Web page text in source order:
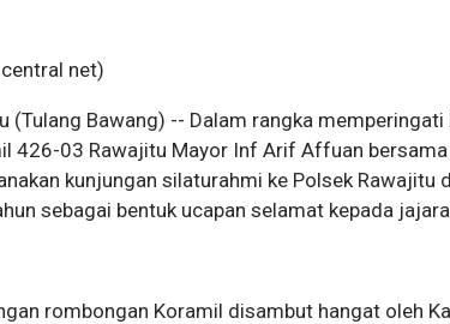
net)
(Tulang Bawang) -- Dalam rangka
426-03 Rawajitu Mayor Inf Arif Affuan
kunjungan silaturahmi ke Polsek Rawajitu
sebagai bentuk ucapan selamat kepada
rombongan Koramil disambut hangat oleh